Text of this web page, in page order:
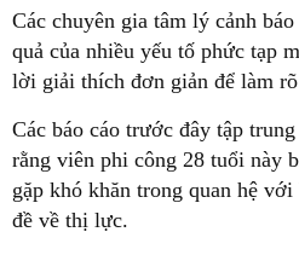
Các chuyên gia tâm lý cảnh
quả của nhiều yếu tố phức tạp
lời giải thích đơn giản để làm
Các báo cáo trước đây tập
rằng viên phi công 28 tuổi này
gặp khó khăn trong quan hệ
đề về thị lực.